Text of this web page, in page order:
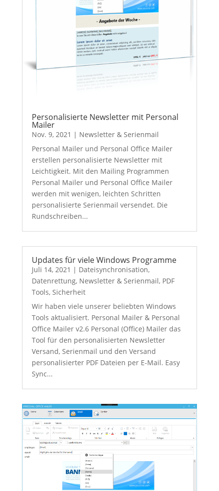
Personalisierte Newsletter mit Personal
Mailer
Nov. 9, 2021 | Newsletter & Serienmail
Personal Mailer und Personal Office Mailer
erstellen personalisierte Newsletter mit
Leichtigkeit. Mit den Mailing Programmen
Personal Mailer und Personal Office Mailer
werden mit wenigen, leichten Schritten
personalisierte Serienmail versendet. Die
Rundschreiben...
Updates für viele Windows Programme
Juli 14, 2021 | Dateisynchronisation,
Datenrettung, Newsletter & Serienmail, PDF
Tools, Sicherheit
Wir haben viele unserer beliebten Windows
Tools aktualisiert. Personal Mailer & Personal
Office Mailer v2.6 Personal (Office) Mailer das
Tool für den personalisierten Newsletter
Versand, Serienmail und den Versand
personalisierter PDF Dateien per E-Mail. Easy
Sync...